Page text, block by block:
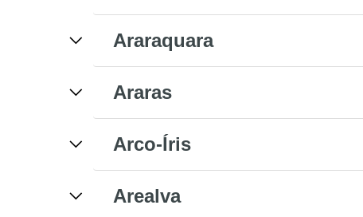
Araraquara
Araras
Arco-Íris
Arealva